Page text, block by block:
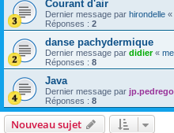
Courant d'air
Dernier message par hirondelle «
Réponses : 2
danse pachydermique
Dernier message par didier«
Réponses : 8
Java
Dernier message par
Réponses : 8
Nouveau sujet